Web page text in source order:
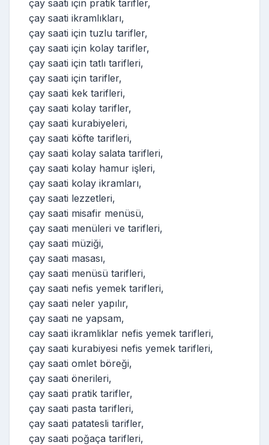
çay saati için pratik tarifler,
çay saati ikramlıkları,
çay saati için tuzlu tarifler,
çay saati için kolay tarifler,
çay saati için tatlı tarifleri,
çay saati için tarifler,
çay saati kek tarifleri,
çay saati kolay tarifler,
çay saati kurabiyeleri,
çay saati köfte tarifleri,
çay saati kolay salata tarifleri,
çay saati kolay hamur işleri,
çay saati kolay ikramları,
çay saati lezzetleri,
çay saati misafir menüsü,
çay saati menüleri ve tarifleri,
çay saati müziği,
çay saati masası,
çay saati menüsü tarifleri,
çay saati nefis yemek tarifleri,
çay saati neler yapılır,
çay saati ne yapsam,
cay saati ikramliklar nefis yemek tarifleri,
çay saati kurabiyesi nefis yemek tarifleri,
çay saati omlet böreği,
çay saati önerileri,
çay saati pratik tarifler,
çay saati pasta tarifleri,
çay saati patatesli tarifler,
çay saati poğaça tarifleri,